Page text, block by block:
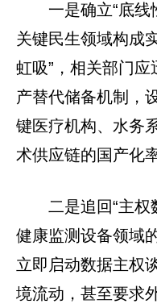
一是确立“底
关键民生领域构成
虹吸”，相关部门
产替代储备机制，
键医疗机构、水务
术供应链的国产化
二是追回“主权
健康监测设备领域
立即启动数据主权
境流动，甚至要求